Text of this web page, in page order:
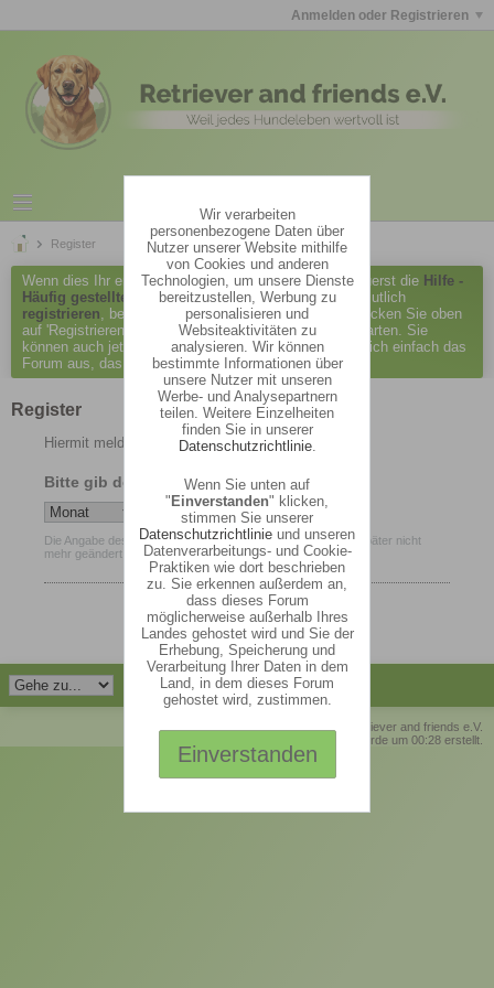
Anmelden oder Registrieren
Register
Wenn dies Ihr erster Besuch hier ist, lesen Sie bitte zuerst die Hilfe -
Häufig gestellte Fragendurch. Sie müssen sich vermutlich
registrieren, bevor Sie Beiträge verfassen können. Klicken Sie oben
auf 'Registrieren', um den Registrierungsprozess zu starten. Sie
können auch jetzt schon Beiträge lesen. Suchen Sie sich einfach das
Forum aus, das Sie am meisten interessiert.
Register
Hiermit meldest du dich im Forum an.
Bitte gib dein Geburtsdatum ein.
Die Angabe des Geburtsdatums ist verpflichtend und kann später nicht
mehr geändert werden.
© Retriever and friends e.V.
Die Seite wurde um 00:28 erstellt.
Wir verarbeiten
personenbezogene Daten über
Nutzer unserer Website mithilfe
von Cookies und anderen
Technologien, um unsere Dienste
bereitzustellen, Werbung zu
personalisieren und
Websiteaktivitäten zu
analysieren. Wir können
bestimmte Informationen über
unsere Nutzer mit unseren
Werbe- und Analysepartnern
teilen. Weitere Einzelheiten
finden Sie in unserer
Datenschutzrichtlinie.
Wenn Sie unten auf
"Einverstanden" klicken,
stimmen Sie unserer
Datenschutzrichtlinie und unseren
Datenverarbeitungs- und Cookie-
Praktiken wie dort beschrieben
zu. Sie erkennen außerdem an,
dass dieses Forum
möglicherweise außerhalb Ihres
Landes gehostet wird und Sie der
Erhebung, Speicherung und
Verarbeitung Ihrer Daten in dem
Land, in dem dieses Forum
gehostet wird, zustimmen.
Einverstanden